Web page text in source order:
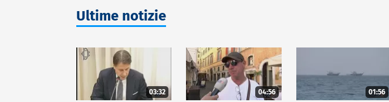
Ultime notizie
03:32 04:56 01:56